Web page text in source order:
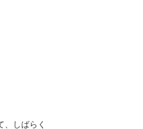
、しばらく